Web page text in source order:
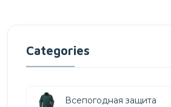
Categories
Всепогодная защита